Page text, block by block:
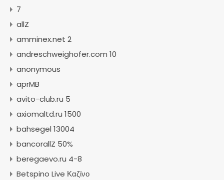
7
allZ
amminex.net 2
andreschweighofer.com 10
anonymous
aprMB
avito-club.ru 5
axiomaltd.ru 1500
bahsegel 13004
bancorallZ 50%
beregaevo.ru 4-8
Betspino Live Καζίνο